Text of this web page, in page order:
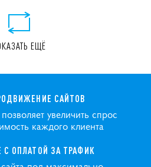
ЕЩЁ
САЙТОВ
увеличить спрос
каждого клиента
ОПЛАТОЙ ЗА ТРАФИК